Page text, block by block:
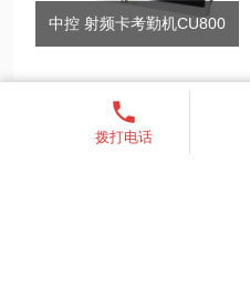
中控 射频卡考勤机CU800
拨打电话
13521755685